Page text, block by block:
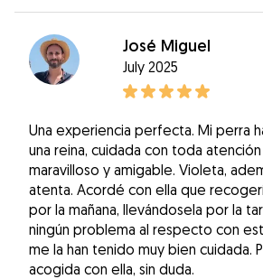
José Miguel
July 2025
Una experiencia perfecta. Mi perra
una reina, cuidada con toda
maravilloso y amigable. Violeta,
atenta. Acordé con ella que
por la mañana, llevándosela por la
ningún problema al respecto con
me la han tenido muy bien cuidada.
acogida con ella, sin duda.